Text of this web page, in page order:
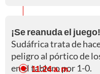
¡Se reanuda el juego!
Sudáfrica trata de
peligro al pórtico de
en el tablero por 1-0.
11:24 a. m.